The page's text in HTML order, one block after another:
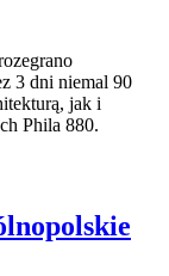
3 dni niemal 90
jak i
Phila 880.